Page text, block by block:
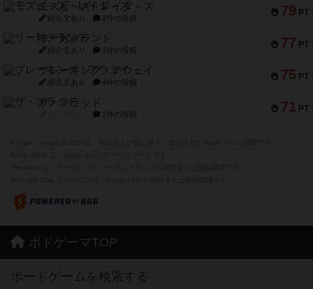
79 PT
モズビ－ズ・レイダ－ズ
紹介文あり 1件の投稿
77 PT
リー対グラント
紹介文あり 1件の投稿
75 PT
ブレーキング・アウェイ
紹介文あり 4件の投稿
71 PT
ザ・フラッド
1件の投稿
ボドゲーマTOP
ボードゲームを検索する